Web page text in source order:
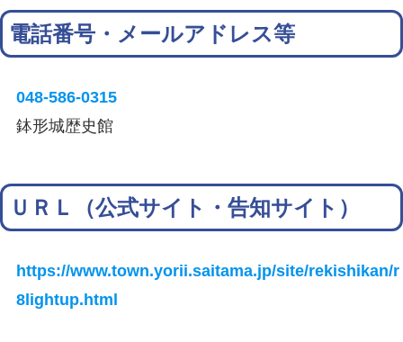
電話番号・メールアドレス等
048-586-0315
鉢形城歴史館
ＵＲＬ（公式サイト・告知サイト）
https://www.town.yorii.saitama.jp/site/rekishikan/r
8lightup.html